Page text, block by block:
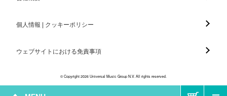
個人情報 | クッキーポリシー
ウェブサイトにおける免責事項
© Copyright 2026 Universal Music Group N.V. All rights reserved.